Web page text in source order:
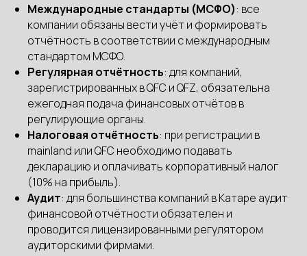
Международные стандарты (МСФО): все
компании обязаны вести учёт и формировать
отчётность в соответствии с международным
стандартом МСФО.
Регулярная отчётность: для компаний,
зарегистрированных в QFC и QFZ, обязательна
ежегодная подача финансовых отчётов в
регулирующие органы.
Налоговая отчётность: при регистрации в
mainland или QFC необходимо подавать
декларацию и оплачивать корпоративный налог
(10% на прибыль).
Аудит: для большинства компаний в Катаре аудит
финансовой отчётности обязателен и
проводится лицензированными регулятором
аудиторскими фирмами.